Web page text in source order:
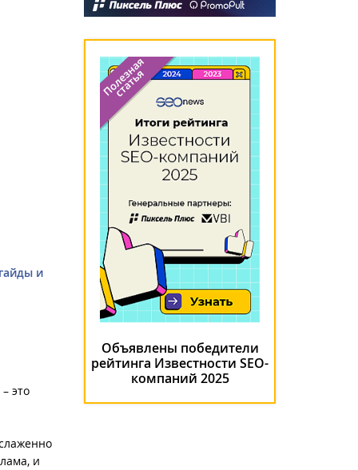
и
это
и
Объявлены победители
рейтинга Известности SEO-
компаний 2025